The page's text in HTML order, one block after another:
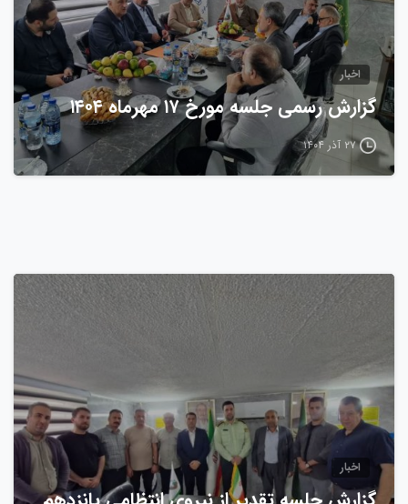
اخبار
گزارش رسمی جلسه مورخ ۱۷ مهرماه ۱۴۰۴
۲۷ آذر ۱۴۰۴
0
اخبار